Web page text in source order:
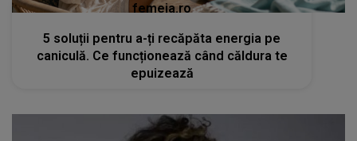
femeia.ro
5 soluții pentru a-ți recăpăta energia pe
caniculă. Ce funcționează când căldura te
epuizează